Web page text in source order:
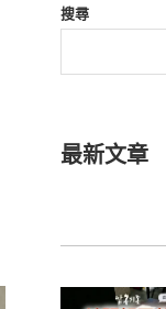
搜尋
最新文章